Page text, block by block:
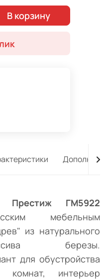
В корзину
ГМ5922
мебельным
из натурального
березы.
для обустройства
комнат, интерьер